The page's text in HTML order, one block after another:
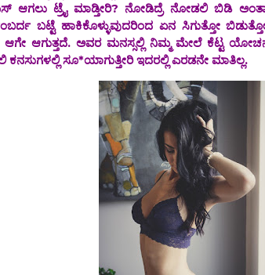
ಟ್ರೈ ಮಾಡ್ತೀರಿ? ನೋಡಿದ್ರೆ ನೋಡಲಿ ಬಿಡಿ ಅಂತಾ
ಬಟ್ಟೆ ಹಾಕಿಕೊಳ್ಳುವುದರಿಂದ ಏನ ಸಿಗುತ್ತೋ
ಆಗೇ ಆಗುತ್ತದೆ. ಅವರ ಮನಸ್ಸಲ್ಲಿ ನಿಮ್ಮ ಮೇಲೆ ಕೆಟ್ಟ
ಕನಸುಗಳಲ್ಲಿ ಸೂ*ಯಾಗುತ್ತೀರಿ ಇದರಲ್ಲಿ ಎರಡನೇ ಮಾತಿಲ್ಲ.